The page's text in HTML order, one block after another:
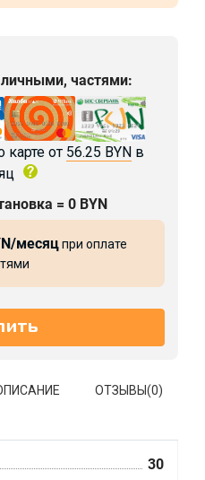
частями:
карте от 56.25 BYN в
= 0 BYN
месяцпри оплате
ОТЗЫВЫ(0)
30